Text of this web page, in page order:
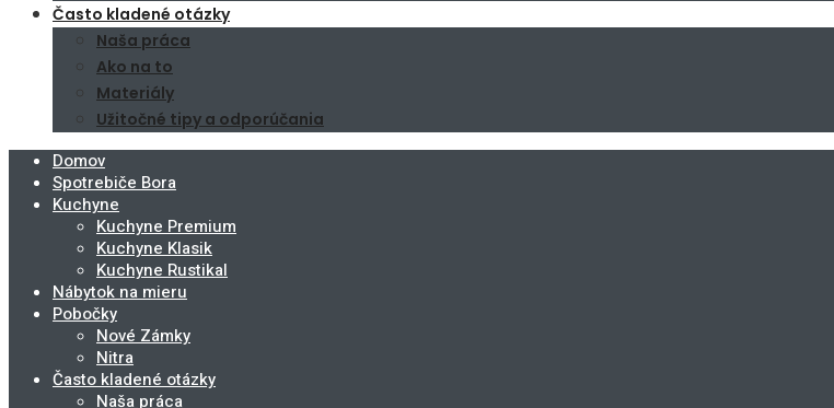
Často kladené otázky
Naša práca
Ako na to
Materiály
Užitočné tipy a odporúčania
Domov
Spotrebiče Bora
Kuchyne
Kuchyne Premium
Kuchyne Klasik
Kuchyne Rustikal
Nábytok na mieru
Pobočky
Nové Zámky
Nitra
Často kladené otázky
Naša práca